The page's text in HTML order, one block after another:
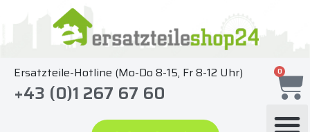
springen
Ersatzteile-Hotline (Mo-Do 8-15, Fr 8-12 Uhr)
+43 (0)1 267 67 60
0